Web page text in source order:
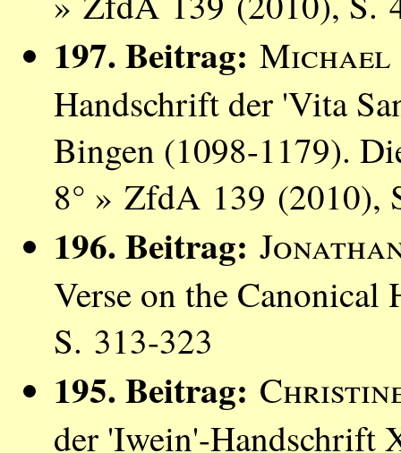
197. Beitrag: Michael
Handschrift der 'Vita
Bingen (1098-1179).
8° » ZfdA 139 (2010),
196. Beitrag:
Verse on the
S. 313-323
195. Beitrag:
der 'Iwein'-Handschrift